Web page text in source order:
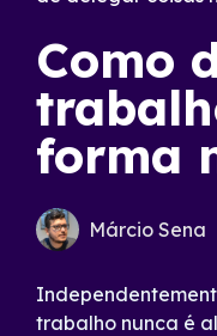
Como
forma
Márcio Sena
trabalho nunca é